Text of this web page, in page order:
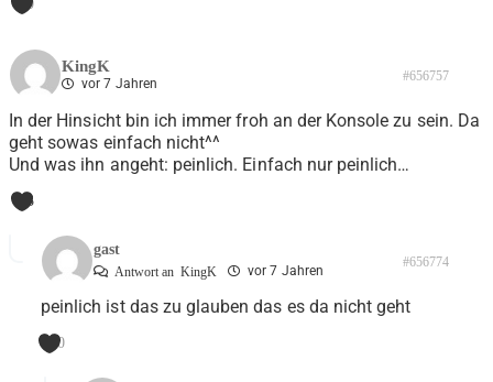
0
KingK
vor 7 Jahren #656757
In der Hinsicht bin ich immer froh an der Konsole zu sein. Da
geht sowas einfach nicht^^
Und was ihn angeht: peinlich. Einfach nur peinlich…
3
gast
Antwort an KingK vor 7 Jahren
#656774
peinlich ist das zu glauben das es da nicht geht
0